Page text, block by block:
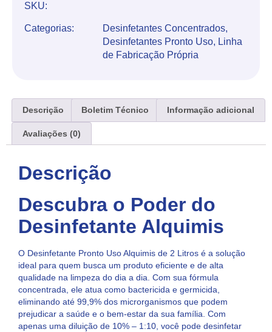
SKU:
Categorias: Desinfetantes Concentrados,
Desinfetantes Pronto Uso, Linha
de Fabricação Própria
Descrição Boletim Técnico Informação adicional
Avaliações (0)
Descrição
Descubra o Poder do
Desinfetante Alquimis
O Desinfetante Pronto Uso Alquimis de 2 Litros é a solução
ideal para quem busca um produto eficiente e de alta
qualidade na limpeza do dia a dia. Com sua fórmula
concentrada, ele atua como bactericida e germicida,
eliminando até 99,9% dos microrganismos que podem
prejudicar a saúde e o bem-estar da sua família. Com
apenas uma diluição de 10% – 1:10, você pode desinfetar